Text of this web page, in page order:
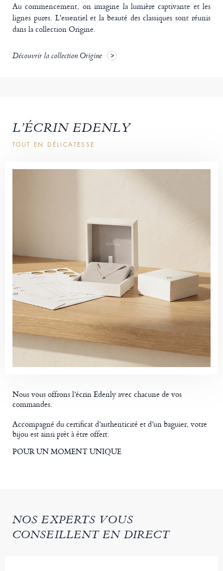
Au commencement, on imagine la lumière captivante et les
lignes pures. L'essentiel et la beauté des classiques sont réunis
dans la collection Origine.
Découvrir la collection Origine
L’ÉCRIN EDENLY
TOUT EN DÉLICATESSE
Nous vous offrons l’écrin Edenly avec chacune de vos
commandes.
Accompagné du certificat d’authenticité et d’un baguier, votre
bijou est ainsi prêt à être offert.
POUR UN MOMENT UNIQUE
NOS EXPERTS VOUS
CONSEILLENT EN DIRECT